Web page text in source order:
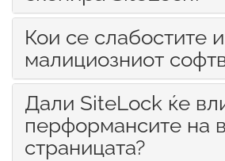
Кои се слабостите и
малициозниот
Дали SiteLock ќе
перформансите на
страницата?